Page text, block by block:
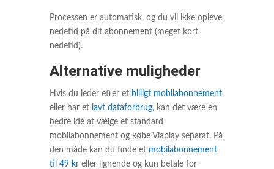
Processen er automatisk, og du vil ikke opleve
nedetid på dit abonnement (meget kort
nedetid).
Alternative muligheder
Hvis du leder efter et billigt mobilabonnement
eller har et lavt dataforbrug, kan det være en
bedre idé at vælge et standard
mobilabonnement og købe Viaplay separat. På
den måde kan du finde et mobilabonnement
til 49 kreller lignende og kun betale for